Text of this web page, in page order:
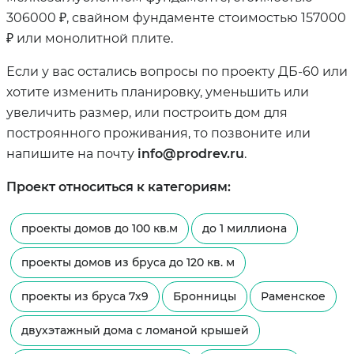
306000 ₽, свайном фундаменте стоимостью 157000
₽ или монолитной плите.
Если у вас остались вопросы по проекту ДБ-60 или
хотите изменить планировку, уменьшить или
увеличить размер, или построить дом для
построянного проживания, то позвоните или
напишите на почту info@prodrev.ru.
Проект относиться к категориям:
проекты домов до 100 кв.м до 1 миллиона
проекты домов из бруса до 120 кв. м
проекты из бруса 7х9 Бронницы Раменское
двухэтажный дома с ломаной крышей